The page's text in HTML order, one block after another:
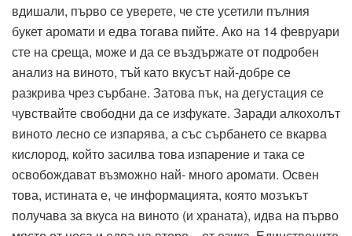
вдишали, първо се уверете, че сте усетили пълния
букет аромати и едва тогава пийте. Ако на 14 февруари
сте на среща, може и да се въздържате от подробен
анализ на виното, тъй като вкусът най-добре се
разкрива чрез сърбане. Затова пък, на дегустация се
чувствайте свободни да се изфукате. Заради алкохолът
виното лесно се изпарява, а със сърбането се вкарва
кислород, който засилва това изпарение и така се
освобождават възможно най- много аромати. Освен
това, истината е, че информацията, която мозъкът
получава за вкуса на виното (и храната), идва на първо